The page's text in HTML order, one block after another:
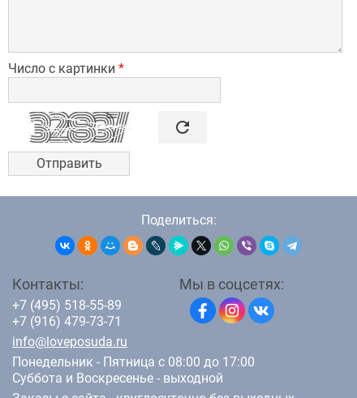
Число с картинки *
 refresh
Поделиться:
Контакты:
+7 (495) 518-55-89
+7 (916) 479-73-71
info@loveposuda.ru
Понедельник - Пятница с 08:00 до 17:00
Суббота и Воскресенье - выходной
Мы в соцсетях: